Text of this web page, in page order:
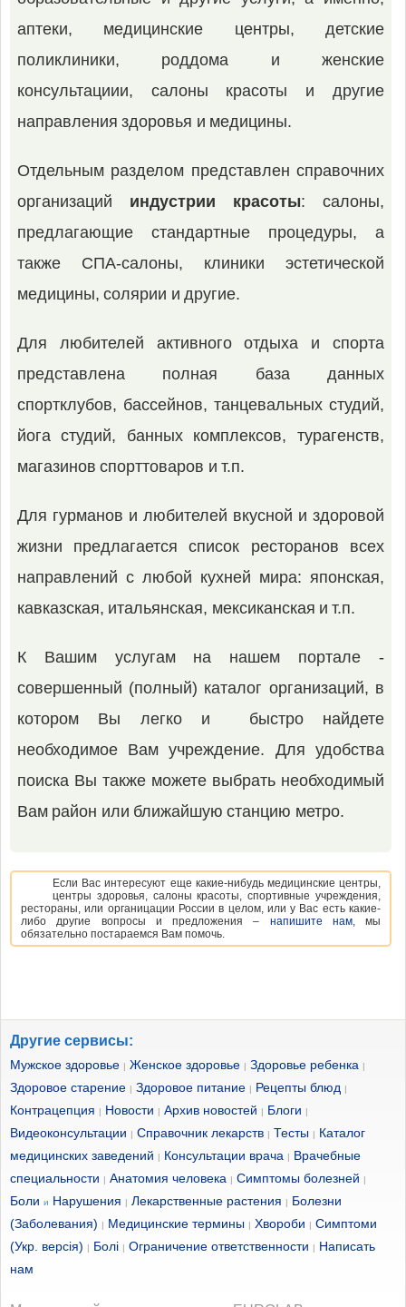
аптеки, медицинские центры, детские
поликлиники, роддома и женские
консультациии, салоны красоты и другие
направления здоровья и медицины.
Отдельным разделом представлен справочних
организаций индустрии красоты: салоны,
предлагающие стандартные процедуры, а
также СПА-салоны, клиники эстетической
медицины, солярии и другие.
Для любителей активного отдыха и спорта
представлена полная база данных
спортклубов, бассейнов, танцевальных студий,
йога студий, банных комплексов, турагенств,
магазинов спорттоваров и т.п.
Для гурманов и любителей вкусной и здоровой
жизни предлагается список ресторанов всех
направлений с любой кухней мира: японская,
кавказская, итальянская, мексиканская и т.п.
К Вашим услугам на нашем портале -
совершенный (полный) каталог организаций, в
котором Вы легко и быстро найдете
необходимое Вам учреждение. Для удобства
поиска Вы также можете выбрать необходимый
Вам район или ближайшую станцию метро.
Если Вас интересуют еще какие-нибудь медицинские центры,
центры здоровья, салоны красоты, спортивные учреждения,
рестораны, или органицации России в целом, или у Вас есть какие-
либо другие вопросы и предложения – напишите нам, мы
обязательно постараемся Вам помочь.
Другие сервисы:
Мужское здоровье | Женское здоровье | Здоровье ребенка |
Здоровое старение | Здоровое питание | Рецепты блюд |
Контрацепция | Новости | Архив новостей | Блоги |
Видеоконсультации | Справочник лекарств | Тесты | Каталог
медицинских заведений | Консультации врача | Врачебные
специальности | Анатомия человека | Симптомы болезней |
Боли и Нарушения | Лекарственные растения | Болезни
(Заболевания) | Медицинские термины | Хвороби | Симптоми
(Укр. версія) | Болі | Ограничение ответственности | Написать
нам